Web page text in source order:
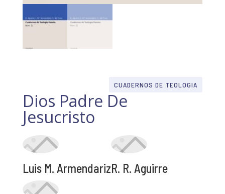
CUADERNOS DE TEOLOGIA
Dios Padre De
Jesucristo
Luis M. ArmendarizR. R. Aguirre